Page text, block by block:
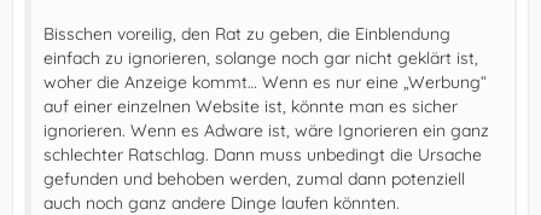
Bisschen voreilig, den Rat zu geben, die Einblendung
einfach zu ignorieren, solange noch gar nicht geklärt ist,
woher die Anzeige kommt… Wenn es nur eine „Werbung“
auf einer einzelnen Website ist, könnte man es sicher
ignorieren. Wenn es Adware ist, wäre Ignorieren ein ganz
schlechter Ratschlag. Dann muss unbedingt die Ursache
gefunden und behoben werden, zumal dann potenziell
auch noch ganz andere Dinge laufen könnten.